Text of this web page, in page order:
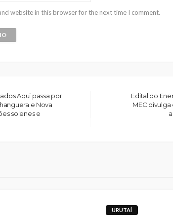
website in this browser for the next time I comment.
Aqui passa por
e Nova
solenes e
Edital do
MEC
URUTAÍ